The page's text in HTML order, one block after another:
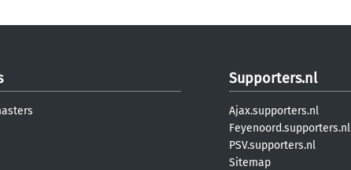
Supporters.nl
Ajax.supporters.nl
Feyenoord.supporters.nl
PSV.supporters.nl
Sitemap